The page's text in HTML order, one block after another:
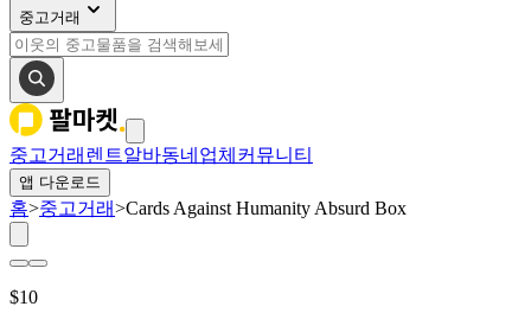
중고거래
중고거래 렌트알바동네업체 커뮤니티
앱 다운로드
홈>중고거래>Cards Against Humanity Absurd Box
$10